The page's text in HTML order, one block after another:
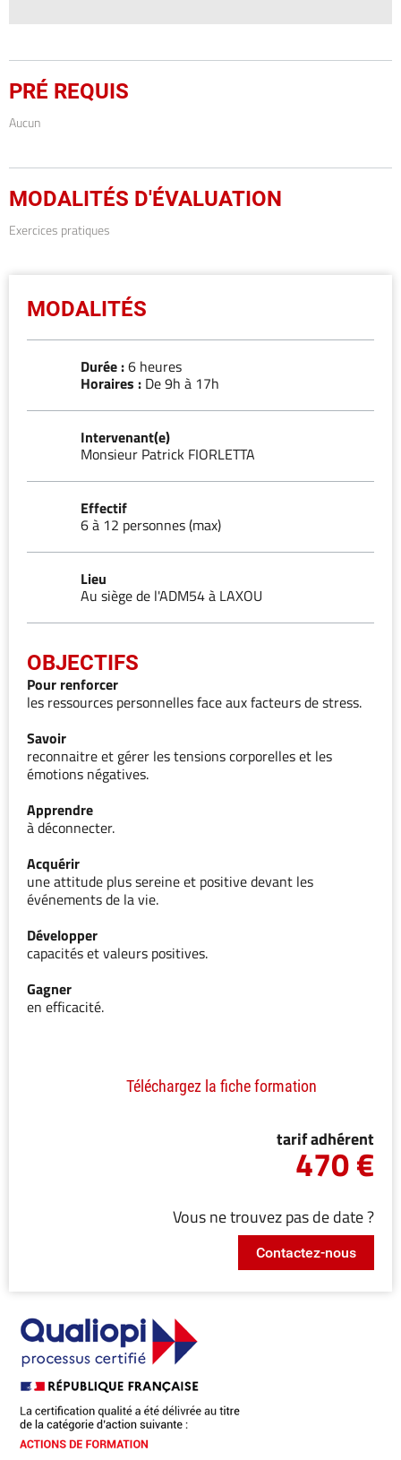
PRÉ REQUIS
Aucun
MODALITÉS D'ÉVALUATION
Exercices pratiques
MODALITÉS
Durée :6 heures
Horaires : De 9h à 17h
Intervenant(e)
Monsieur Patrick FIORLETTA
Effectif
6 à 12 personnes (max)
Lieu
Au siège de l'ADM54 à LAXOU
OBJECTIFS
Pour renforcer
les ressources personnelles face aux facteurs de stress.
Savoir
reconnaitre et gérer les tensions corporelles et les
émotions négatives.
Apprendre
à déconnecter.
Acquérir
une attitude plus sereine et positive devant les
événements de la vie.
Développer
capacités et valeurs positives.
Gagner
en efficacité.
Téléchargez la fiche formation
tarif adhérent
470 €
Vous ne trouvez pas de date ?
Contactez-nous